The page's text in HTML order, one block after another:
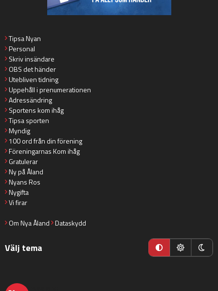
Tipsa Nyan
Personal
Skriv insändare
OBS det händer
Utebliven tidning
Uppehåll i prenumerationen
Adressändring
Sportens kom ihåg
Tipsa sporten
Myndig
100 ord från din förening
Föreningarnas Kom ihåg
Gratulerar
Ny på Åland
Nyans Ros
Nygifta
Vi firar
Om Nya Åland Dataskydd
Välj tema